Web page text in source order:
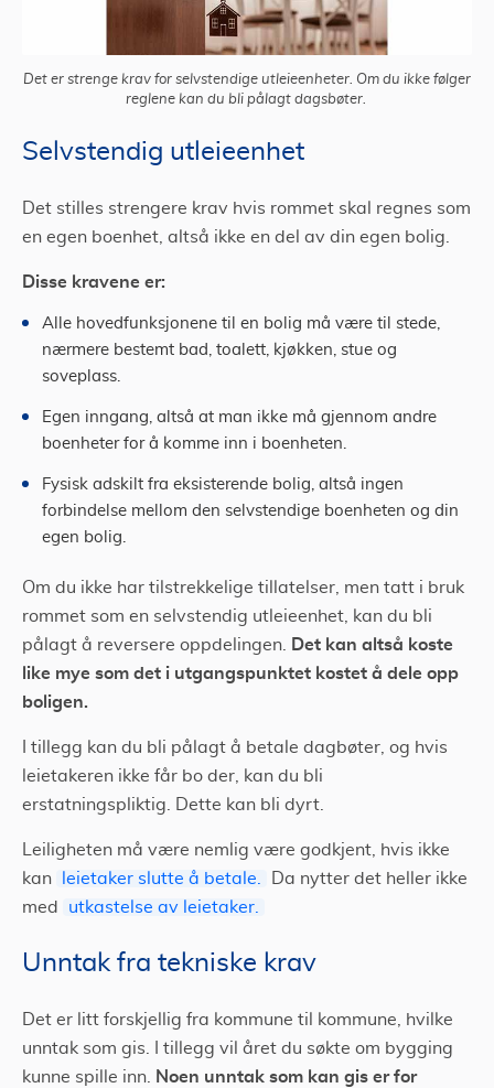
Det er strenge krav for selvstendige utleieenheter. Om du ikke følger
reglene kan du bli pålagt dagsbøter.
Selvstendig utleieenhet
Det stilles strengere krav hvis rommet skal regnes som
en egen boenhet, altså ikke en del av din egen bolig.
Disse kravene er:
Alle hovedfunksjonene til en bolig må være til stede,
nærmere bestemt bad, toalett, kjøkken, stue og
soveplass.
Egen inngang, altså at man ikke må gjennom andre
boenheter for å komme inn i boenheten.
Fysisk adskilt fra eksisterende bolig, altså ingen
forbindelse mellom den selvstendige boenheten og din
egen bolig.
Om du ikke har tilstrekkelige tillatelser, men tatt i bruk
rommet som en selvstendig utleieenhet, kan du bli
pålagt å reversere oppdelingen. Det kan altså koste
like mye som det i utgangspunktet kostet å dele opp
boligen.
I tillegg kan du bli pålagt å betale dagbøter, og hvis
leietakeren ikke får bo der, kan du bli
erstatningspliktig. Dette kan bli dyrt.
Leiligheten må være nemlig være godkjent, hvis ikke
kan
leietaker slutte å betale.
Da nytter det heller ikke
med
utkastelse av leietaker.
Unntak fra tekniske krav
Det er litt forskjellig fra kommune til kommune, hvilke
unntak som gis. I tillegg vil året du søkte om bygging
kunne spille inn. Noen unntak som kan gis er for